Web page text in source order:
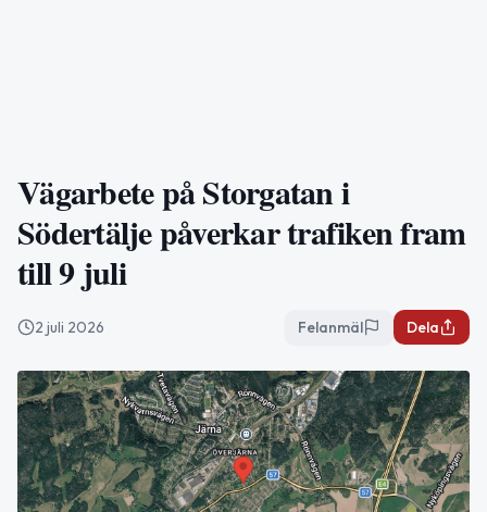
Vägarbete på Storgatan i
Södertälje påverkar trafiken fram
till 9 juli
2 juli 2026 Felanmäl Dela